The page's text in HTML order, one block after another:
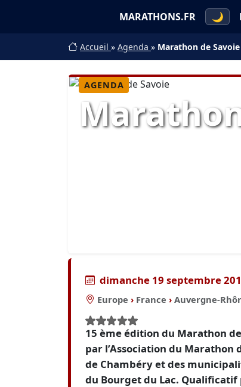
MARATHONS.FR 🌙
Accueil » Agenda » Marathon de Savoie
AGENDA
dimanche 19 septembre
Europe › France › Auvergne-
15 ème édition du Marathon
par l’Association du Marathon
de Chambéry et des
du Bourget du Lac.